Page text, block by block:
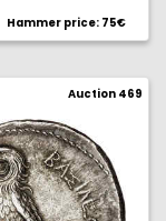
haz de
karosti
Hammer price: 75€
Auction 469